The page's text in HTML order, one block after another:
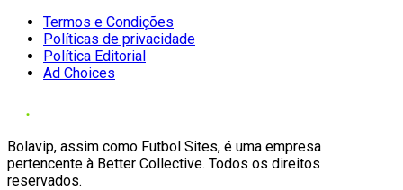
Termos e Condições
Políticas de privacidade
Política Editorial
Ad Choices
Bolavip, assim como Futbol Sites, é uma empresa
pertencente à Better Collective. Todos os direitos
reservados.